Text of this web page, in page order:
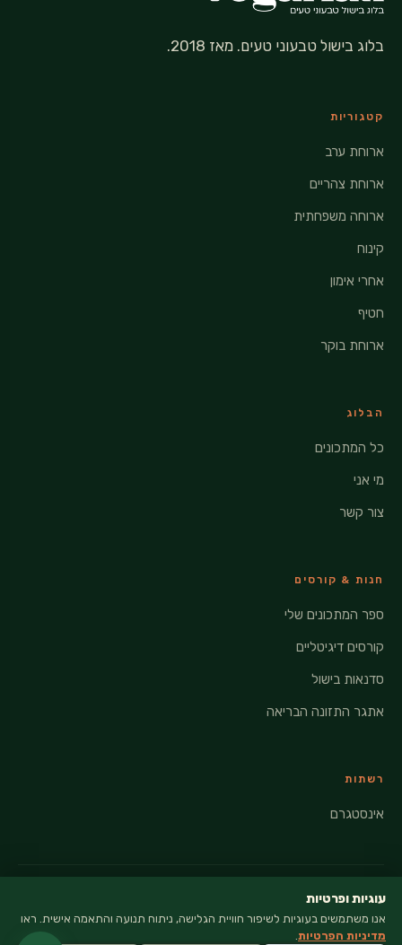
בלוג בישול טבעוני טעים. מאז 2018.
קטגוריות
ארוחת ערב
ארוחת צהריים
ארוחה משפחתית
קינוח
אחרי אימון
חטיף
ארוחת בוקר
הבלוג
כל המתכונים
מי אני
צור קשר
חנות & קורסים
ספר המתכונים שלי
קורסים דיגיטליים
סדנאות בישול
אתגר התזונה הבריאה
רשתות
אינסטגרם
© 2026 VEGANATI · כל הזכויות שמורות
עוגיות ופרטיות
אנו משתמשים בעוגיות לשיפור חוויית הגלישה, ניתוח תנועה והתאמה אישית. ראו
מדיניות הפרטיות.